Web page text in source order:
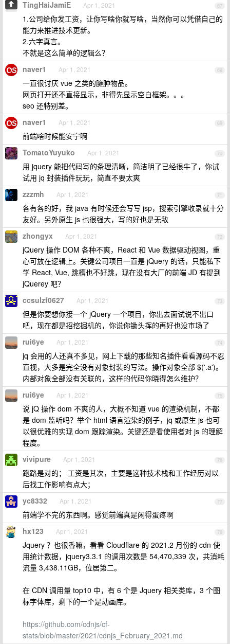
67
TingHaiJamiE Apr 1, 2021
1.公司给你发工资，让你写啥你就写啥，当然你可以凭借自己的
能力来推进技术更新。
2.六字真言。
不就是这么简单的逻辑么？
68
naver1 Apr 1, 2021
一直很讨厌 vue 之类的臃肿物品。
网页打开还不直接显示，非得先显示空白框架。。。
seo 还特别差。
69
naver1 Apr 1, 2021
前端啥时候能安宁啊
70
TomatoYuyuko Apr 1, 2021
用 jquery 能把代码写的条理清晰，简洁明了已经很牛了，你试
试用 jq 封装插件玩玩，简直不要太爽
71
zzzmh Apr 1, 2021
各有各的好，我 java 有时候还会写写 jsp，搜索引擎收录就十分
友好。另外原生 js 也很强大，写的好也是无敌
72
zhongyx Apr 1, 2021
jQuery 操作 DOM 各种不爽，React 和 Vue 数据驱动视图，重
心可放在逻辑上。关键公司项目一直是 jQuery 的话，只能私下
学 React, Vue, 跳槽也不好跳，现在没有大厂的前端 JD 有提到
jQuerey 吧？
73
ccsulzf0627 Apr 1, 2021
但是你要想你接一个 jQuery 一个项目，你出去面试说不出口
吧，现在都是招挖掘机的，你说你锄头挥的再好也没市场了
74
rui6ye Apr 1, 2021
jq 会用的人还真不多见，网上下载的那些知名插件看看源码不忍
直视，大多是完全没有对象封装的写法。操作对象全部 $('.a')。
内部对象全部没有关联的，这样的代码你晓得怎么维护？
75
rui6ye Apr 1, 2021
说 jQ 操作 dom 不爽的人，大概不知道 vue 的渲染机制，不都
是 dom 监听吗？举个 html 语言渲染的例子，jq 或原生 js 也可
以很优雅的实现 dom 跟踪渲染。关键还是看使用者对 js 的理解
程度。
76
vivipure Apr 1, 2021
跑路是对的； 工资是其次，主要是这种技术栈和工作经历对以
后找工作影响有点大；
77
yc8332 Apr 1, 2021
前端学不完的东西啊。感觉前端真是闲得蛋疼啊
78
hx123 Apr 1, 2021
Jquery ？也很香嘛，看看 Cloudflare 的 2021.2 月份的 cdn 使
用统计数据，jquery3.3.1 的调用次数是 54,470,339 次，共消耗
流量 3,438.11GB，位居第二。
在 CDN 调用量 top10 中，有 6 个是 Jquery 相关类库，3 个图
标字体库，剩下的一个是动画库。
https://github.com/cdnjs/cf-
stats/blob/master/2021/cdnjs_February_2021.md